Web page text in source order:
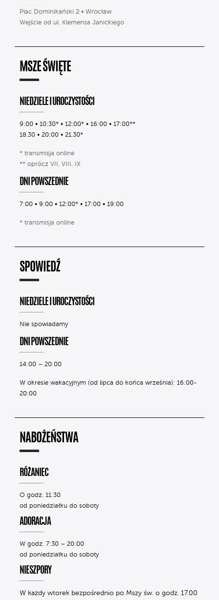
Plac Dominikański 2 • Wrocław
Wejście od ul. Klemensa Janickiego
MSZE ŚWIĘTE
NIEDZIELE I UROCZYSTOŚCI
9:00 • 10:30* • 12:00* • 16:00 • 17:00**
18.30 • 20:00 • 21.30*
* transmisja online
** oprócz VII, VIII, IX
DNI POWSZEDNIE
7:00 • 9:00 • 12:00* • 17:00 • 19:00
* transmisja online
SPOWIEDŹ
NIEDZIELE I UROCZYSTOŚCI
Nie spowiadamy
DNI POWSZEDNIE
14:00 – 20:00
W okresie wakacyjnym (od lipca do końca września): 16:00-
20:00
NABOŻEŃSTWA
RÓŻANIEC
O godz. 11:30
od poniedziałku do soboty
ADORACJA
W godz. 7:30 – 20:00
od poniedziałku do soboty
NIESZPORY
W każdy wtorek bezpośrednio po Mszy św. o godz. 17.00